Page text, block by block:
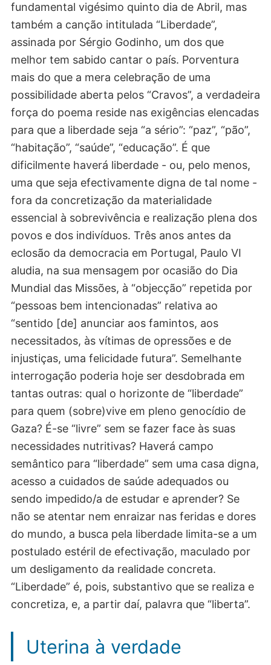
fundamental vigésimo quinto dia de Abril, mas
também a canção intitulada “Liberdade”,
assinada por Sérgio Godinho, um dos que
melhor tem sabido cantar o país. Porventura
mais do que a mera celebração de uma
possibilidade aberta pelos “Cravos”, a verdadeira
força do poema reside nas exigências elencadas
para que a liberdade seja “a sério”: “paz”, “pão”,
“habitação”, “saúde”, “educação”. É que
dificilmente haverá liberdade - ou, pelo menos,
uma que seja efectivamente digna de tal nome -
fora da concretização da materialidade
essencial à sobrevivência e realização plena dos
povos e dos indivíduos. Três anos antes da
eclosão da democracia em Portugal, Paulo VI
aludia, na sua mensagem por ocasião do Dia
Mundial das Missões, à “objecção” repetida por
“pessoas bem intencionadas” relativa ao
“sentido [de] anunciar aos famintos, aos
necessitados, às vítimas de opressões e de
injustiças, uma felicidade futura”. Semelhante
interrogação poderia hoje ser desdobrada em
tantas outras: qual o horizonte de “liberdade”
para quem (sobre)vive em pleno genocídio de
Gaza? É-se “livre” sem se fazer face às suas
necessidades nutritivas? Haverá campo
semântico para “liberdade” sem uma casa digna,
acesso a cuidados de saúde adequados ou
sendo impedido/a de estudar e aprender? Se
não se atentar nem enraizar nas feridas e dores
do mundo, a busca pela liberdade limita-se a um
postulado estéril de efectivação, maculado por
um desligamento da realidade concreta.
“Liberdade” é, pois, substantivo que se realiza e
concretiza, e, a partir daí, palavra que “liberta”.
Uterina à verdade